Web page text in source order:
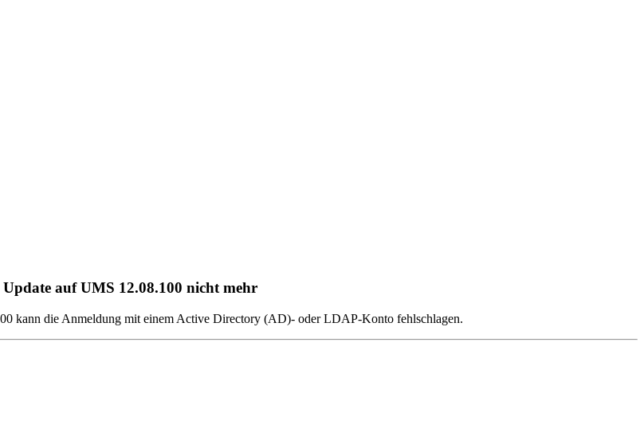
auf UMS 12.08.100 nicht mehr
kann die Anmeldung mit einem Active Directory (AD)- oder LDAP-Konto fehlschlagen.